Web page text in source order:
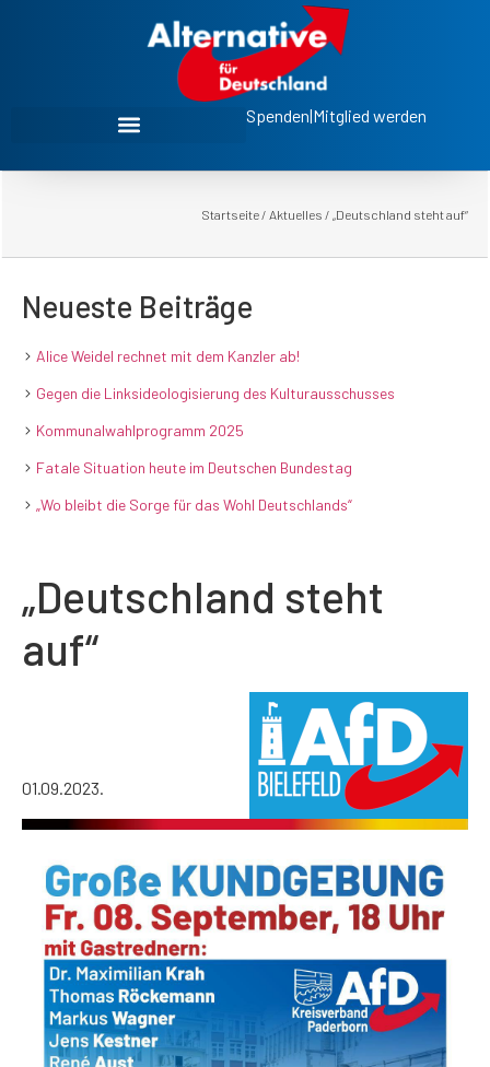
Spenden|Mitglied werden
Startseite / Aktuelles / „Deutschland steht auf“
Neueste Beiträge
Alice Weidel rechnet mit dem Kanzler ab!
Gegen die Linksideologisierung des Kulturausschusses
Kommunalwahlprogramm 2025
Fatale Situation heute im Deutschen Bundestag
„Wo bleibt die Sorge für das Wohl Deutschlands“
„Deutschland steht
auf“
01.09.2023.